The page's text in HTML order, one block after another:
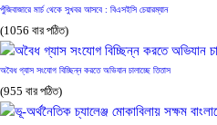
পুঁজিবাজারে মার্চ থেকে সুখবর আসবে : বিএসইসি চেয়ারম্যান
(1056 বার পঠিত)
অবৈধ গ্যাস সংযোগ বিচ্ছিন্ন করতে অভিযান চালাচ্ছে তিতাস
(955 বার পঠিত)